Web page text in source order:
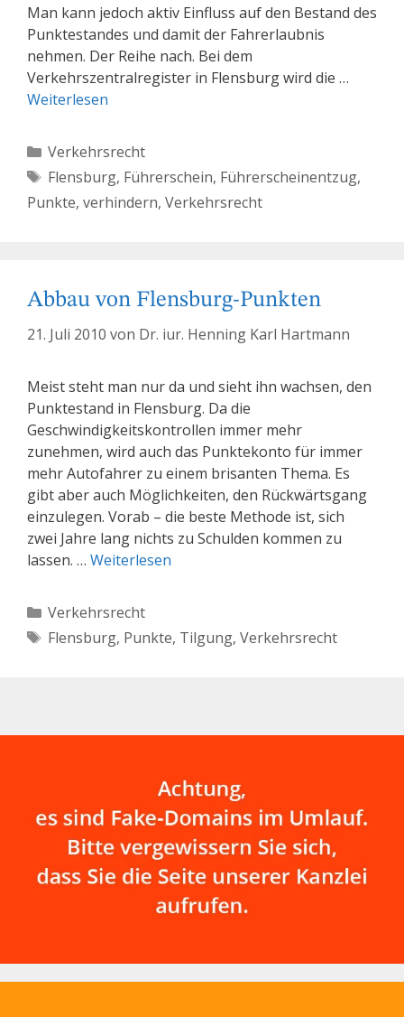
Man kann jedoch aktiv Einfluss auf den Bestand des
Punktestandes und damit der Fahrerlaubnis
nehmen. Der Reihe nach. Bei dem
Verkehrszentralregister in Flensburg wird die …
Weiterlesen
Kategorien
Verkehrsrecht
Schlagwörter
Flensburg, Führerschein, Führerscheinentzug,
Punkte, verhindern, Verkehrsrecht
Abbau von Flensburg-Punkten
21. Juli 2010 von Dr. iur. Henning Karl Hartmann
Meist steht man nur da und sieht ihn wachsen, den
Punktestand in Flensburg. Da die
Geschwindigkeitskontrollen immer mehr
zunehmen, wird auch das Punktekonto für immer
mehr Autofahrer zu einem brisanten Thema. Es
gibt aber auch Möglichkeiten, den Rückwärtsgang
einzulegen. Vorab – die beste Methode ist, sich
zwei Jahre lang nichts zu Schulden kommen zu
lassen. … Weiterlesen
Kategorien
Verkehrsrecht
Schlagwörter
Flensburg, Punkte, Tilgung, Verkehrsrecht